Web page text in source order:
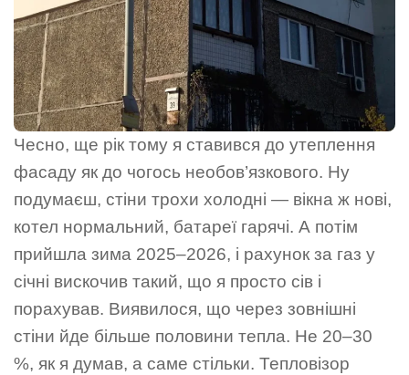
Чесно, ще рік тому я ставився до утеплення
фасаду як до чогось необов’язкового. Ну
подумаєш, стіни трохи холодні — вікна ж нові,
котел нормальний, батареї гарячі. А потім
прийшла зима 2025–2026, і рахунок за газ у
січні вискочив такий, що я просто сів і
порахував. Виявилося, що через зовнішні
стіни йде більше половини тепла. Не 20–30
%, як я думав, а саме стільки. Тепловізор